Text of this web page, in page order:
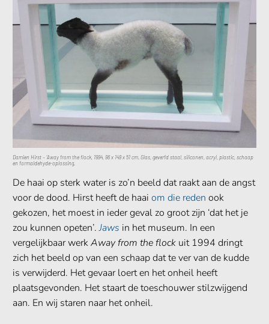
Damien Hirst – ‘Away from the flock, 1994, 96 x 149 x 51 cm. Glas, geverfd staal, siliconen, acryl, plastic, schaap
en formaldehyde-oplossing.
De haai op sterk water is zo’n beeld dat raakt aan de angst
voor de dood. Hirst heeft de haai om die reden ook
gekozen, het moest in ieder geval zo groot zijn ‘dat het je
zou kunnen opeten’. Jaws in het museum. In een
vergelijkbaar werkAway from the flock uit 1994 dringt
zich het beeld op van een schaap dat te ver van de kudde
is verwijderd. Het gevaar loert en het onheil heeft
plaatsgevonden. Het staart de toeschouwer stilzwijgend
aan. En wij staren naar het onheil.